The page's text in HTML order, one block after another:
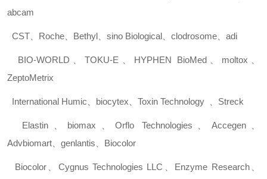
abcam
CST Roche Bethyl sino Biological clodrosome adi
BIO-WORLD 、TOKU-E HYPHEN BioMed、 moltox
ZeptoMetrix
International Humic biocytex Toxin Technology Streck
Elastin biomax Orflo Technologies Accegen、
Advbiomart
genlantis Biocolor
Biocolor、 Cygnus Technologies LLC Enzyme Research、